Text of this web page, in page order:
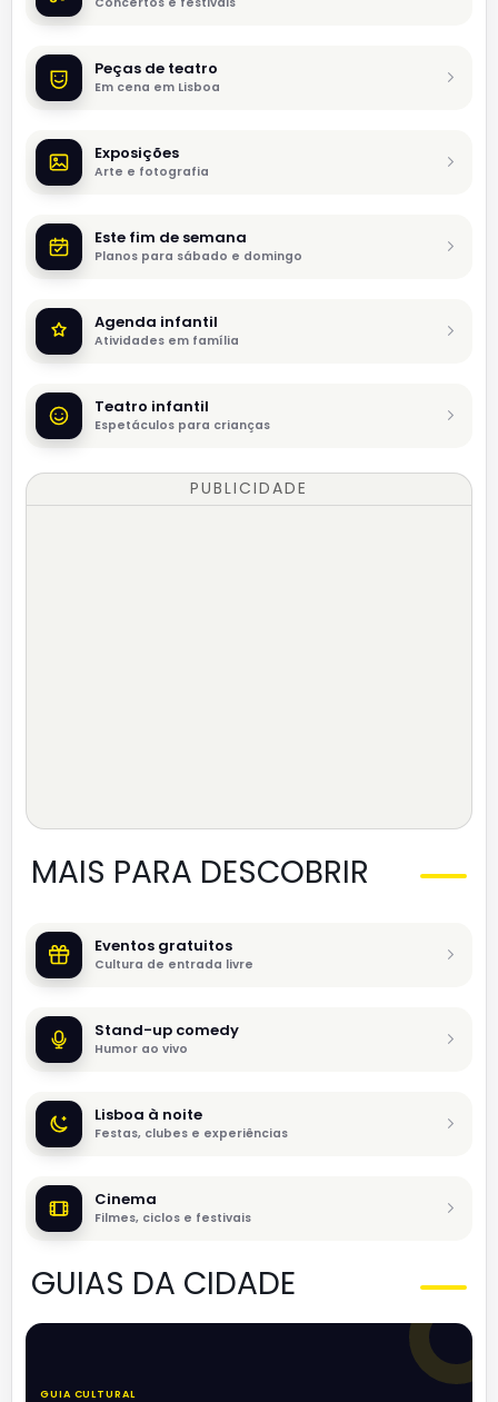
Peças de teatro
Em cena em Lisboa
Exposições
Arte e fotografia
Este fim de semana
Planos para sábado e domingo
Agenda infantil
Atividades em família
Teatro infantil
Espetáculos para crianças
PUBLICIDADE
MAIS PARA DESCOBRIR
Eventos gratuitos
Cultura de entrada livre
Stand-up comedy
Humor ao vivo
Lisboa à noite
Festas, clubes e experiências
Cinema
Filmes, ciclos e festivais
GUIAS DA CIDADE
GUIA CULTURAL